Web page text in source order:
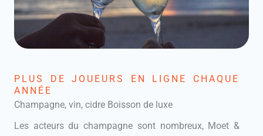
PLUS DE JOUEURS EN LIGNE CHAQUE
ANNÉE
Champagne, vin, cidre Boisson de luxe
Les acteurs du champagne sont nombreux, Moet &